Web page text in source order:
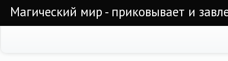
Магический мир - приковывает и